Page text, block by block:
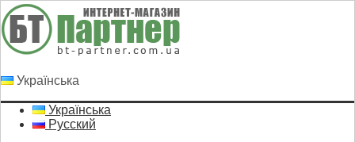
Українська
Українська
Русский